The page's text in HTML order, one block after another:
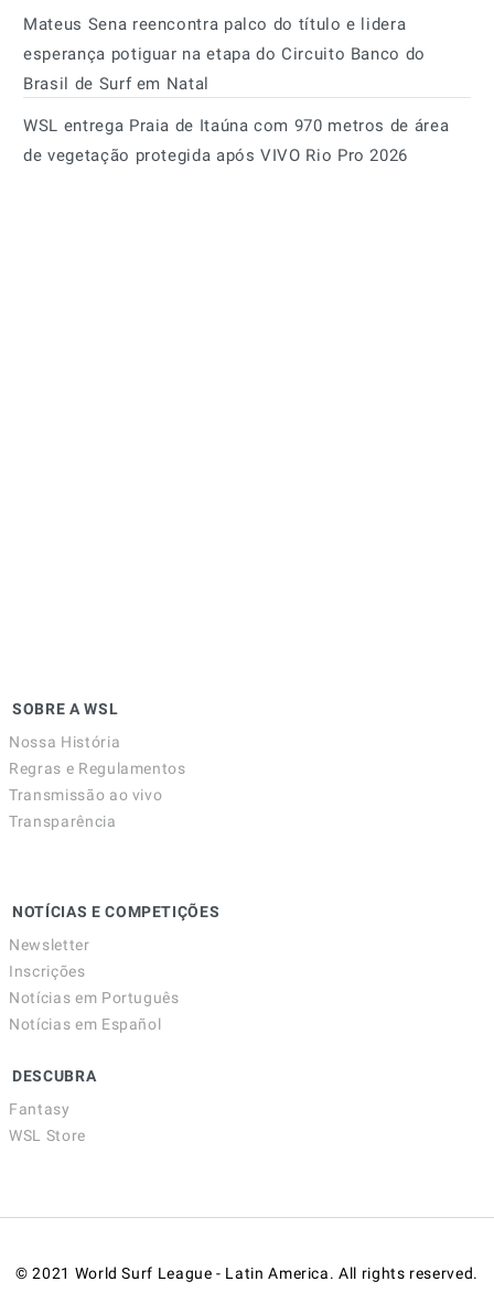
Mateus Sena reencontra palco do título e lidera
esperança potiguar na etapa do Circuito Banco do
Brasil de Surf em Natal
WSL entrega Praia de Itaúna com 970 metros de área
de vegetação protegida após VIVO Rio Pro 2026
SOBRE A WSL
Nossa História
Regras e Regulamentos
Transmissão ao vivo
Transparência
NOTÍCIAS E COMPETIÇÕES
Newsletter
Inscrições
Notícias em Português
Notícias em Español
DESCUBRA
Fantasy
WSL Store
© 2021 World Surf League - Latin America. All rights reserved.